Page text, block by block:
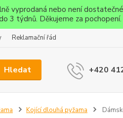
vyprodaná nebo není
3 týdnů. Děkujeme za pochopení.
Reklamační řád
Hledat +420
Kojící dlouhá pyžama